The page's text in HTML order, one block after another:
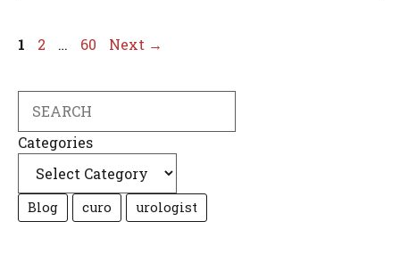
Page
1 Page
2 … Page
60 Next →
Categories
Blog curo urologist